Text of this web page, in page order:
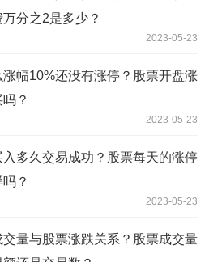
分之2是多少？
2023-05-23
涨幅10%还没有涨停？股票开盘涨
？
2023-05-23
入多久交易成功？股票每天的涨停
？
2023-05-23
交量与股票涨跌关系？股票成交量